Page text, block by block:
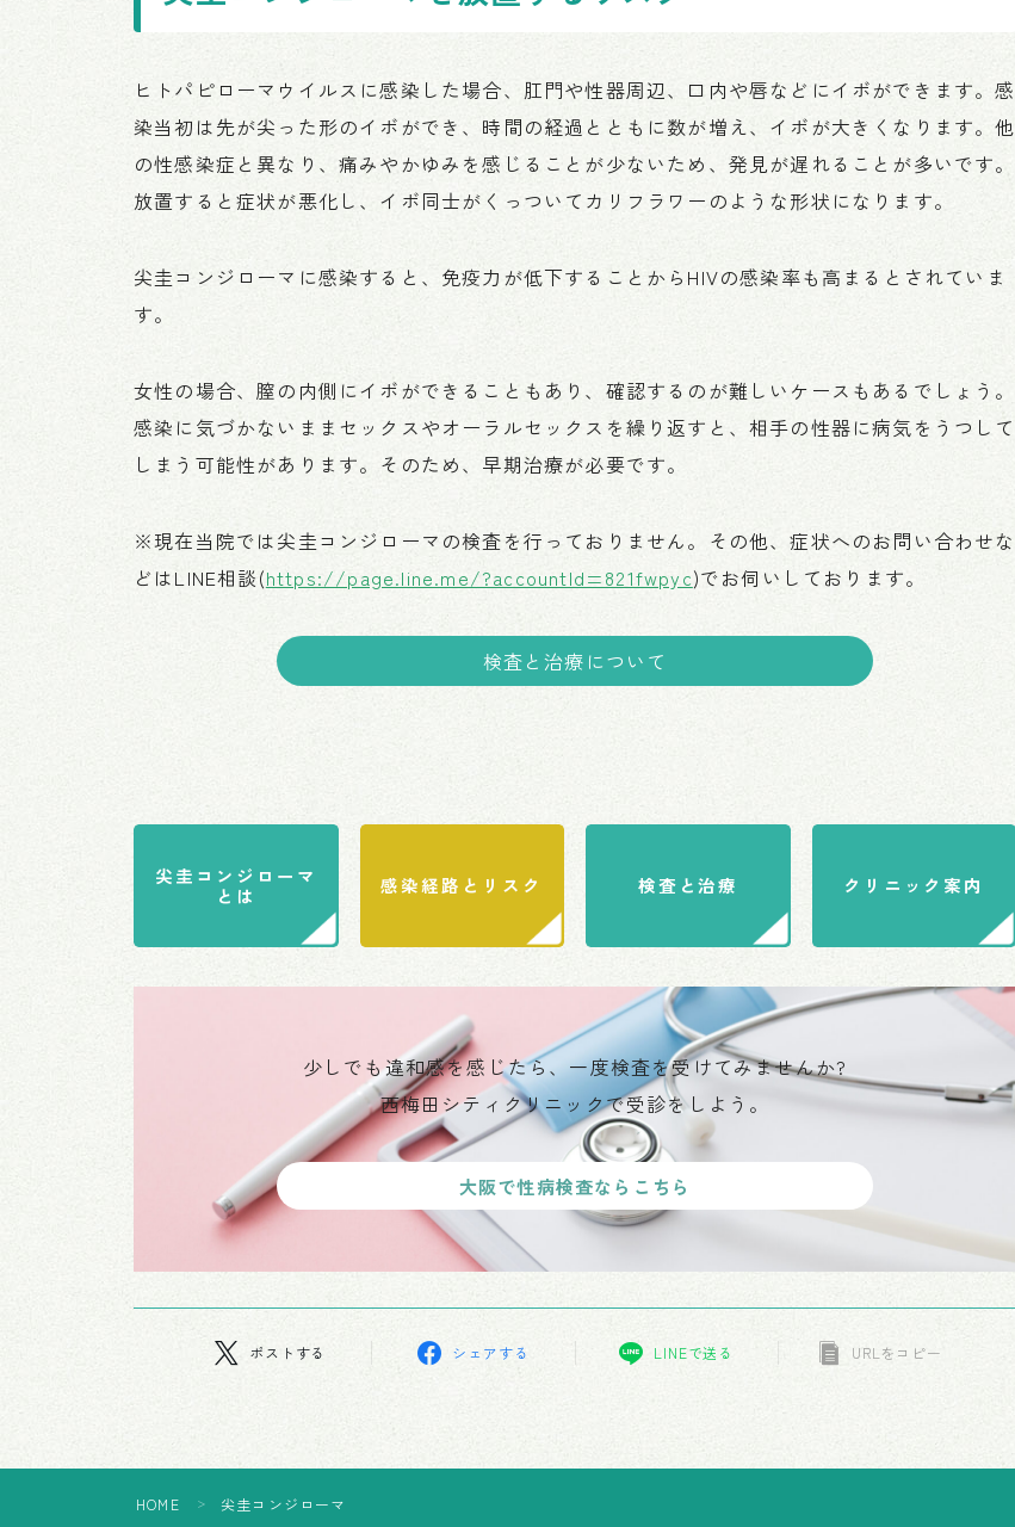
ヒトパピローマウイルスに感染した場合、肛門や性器周辺、口内や唇などにイボができます。感
染当初は先が尖った形のイボができ、時間の経過とともに数が増え、イボが大きくなります。他
の性感染症と異なり、痛みやかゆみを感じることが少ないため、発見が遅れることが多いです。
放置すると症状が悪化し、イボ同士がくっついてカリフラワーのような形状になります。
尖圭コンジローマに感染すると、免疫力が低下することからHIVの感染率も高まるとされていま
す。
女性の場合、膣の内側にイボができることもあり、確認するのが難しいケースもあるでしょう。
感染に気づかないままセックスやオーラルセックスを繰り返すと、相手の性器に病気をうつして
しまう可能性があります。そのため、早期治療が必要です。
※現在当院では尖圭コンジローマの検査を行っておりません。その他、症状へのお問い合わせな
どはLINE相談(https://page.line.me/?accountId=821fwpyc)でお伺いしております。
検査と治療について
尖圭コンジローマ
とは
感染経路とリスク 検査と治療 クリニック案内
少しでも違和感を感じたら、一度検査を受けてみませんか?
西梅田シティクリニックで受診をしよう。
大阪で性病検査ならこちら
ポストする シェアする LINEで送る URLをコピー
HOME ＞ 尖圭コンジローマ